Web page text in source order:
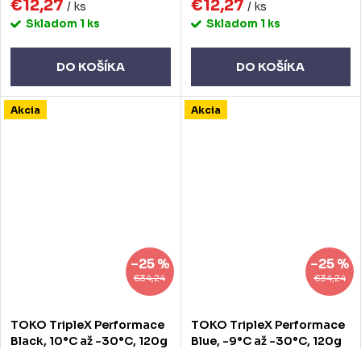
€12,27 / ks
Skladom 1 ks
DO KOŠÍKA
€12,27 / ks
Skladom 1 ks
DO KOŠÍKA
Akcia
€34,24
–25 %
TOKO TripleX Performace
Black, 10°C až -30°C, 120g
Akcia
€34,24
–25 %
TOKO TripleX Performace
Blue, -9°C až -30°C, 120g